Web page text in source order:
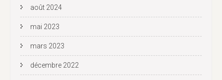
août 2024
mai 2023
mars 2023
décembre 2022